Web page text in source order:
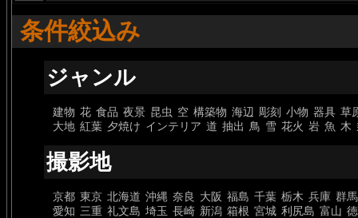
条件絞込み
ジャンル
建物 花 食品 夜景 昆虫 空 構築物 海辺 彫刻 小物 器具 草
大地 紅葉 夕焼け インテリア 道 抽出 鳥 雪 花火 岩 魚 木
撮影地
京都 東京 北海道 沖縄 奈良 大阪 福島 千葉 栃木 兵庫 群馬
愛知 三重 礼文島 埼玉 長崎 新潟 箱根 宮城 利尻島 富山